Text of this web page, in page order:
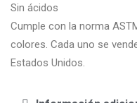
Sin ácidos
Cumple con la norma
colores. Cada uno se
Estados Unidos.